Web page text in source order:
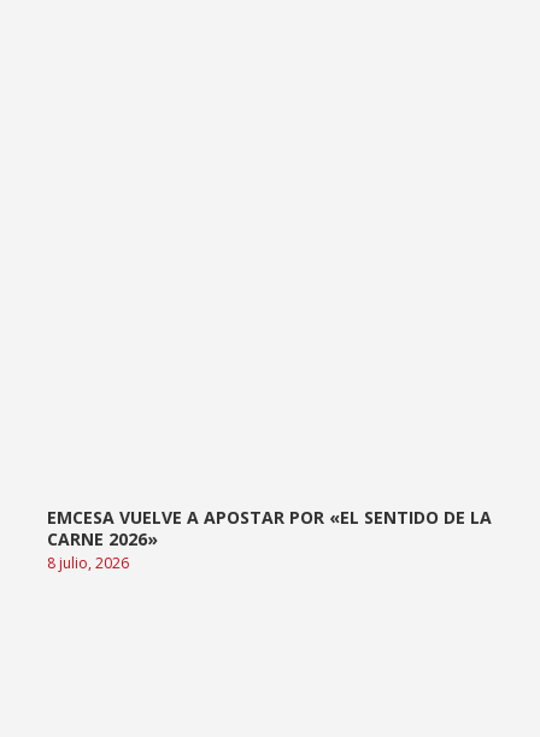
EMCESA VUELVE A APOSTAR POR «EL SENTIDO DE LA
CARNE 2026»
8 julio, 2026